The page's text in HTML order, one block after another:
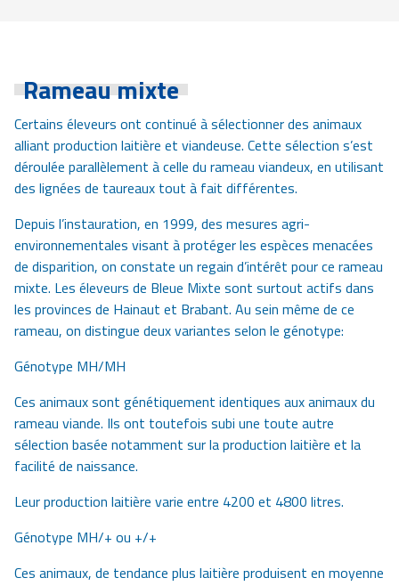
Rameau mixte
Certains éleveurs ont continué à sélectionner des animaux
alliant production laitière et viandeuse. Cette sélection s’est
déroulée parallèlement à celle du rameau viandeux, en utilisant
des lignées de taureaux tout à fait différentes.
Depuis l’instauration, en 1999, des mesures agri-
environnementales visant à protéger les espèces menacées
de disparition, on constate un regain d’intérêt pour ce rameau
mixte. Les éleveurs de Bleue Mixte sont surtout actifs dans
les provinces de Hainaut et Brabant. Au sein même de ce
rameau, on distingue deux variantes selon le génotype:
Génotype MH/MH
Ces animaux sont génétiquement identiques aux animaux du
rameau viande. Ils ont toutefois subi une toute autre
sélection basée notamment sur la production laitière et la
facilité de naissance.
Leur production laitière varie entre 4200 et 4800 litres.
Génotype MH/+ ou +/+
Ces animaux, de tendance plus laitière produisent en moyenne